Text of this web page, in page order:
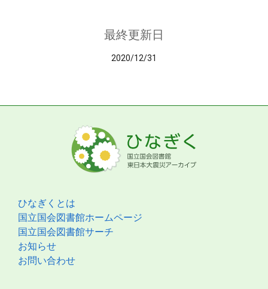
最終更新日
2020/12/31
ひなぎくとは
国立国会図書館ホームページ
国立国会図書館サーチ
お知らせ
お問い合わせ